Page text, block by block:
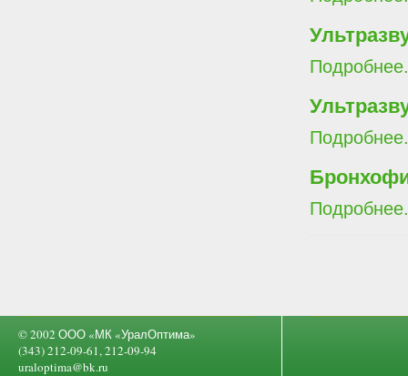
© 2002 ООО «МК «УралОптима»
(343) 212-09-61, 212-09-94
uraloptima@bk.ru